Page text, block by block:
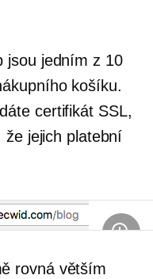
jsou jedním z 10
košíku.
certifikát SSL,
že jejich platební
rovná větším